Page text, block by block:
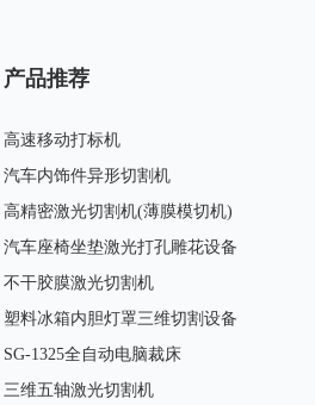
产品推荐
高速移动打标机
汽车内饰件异形切割机
高精密激光切割机(薄膜模切机)
汽车座椅坐垫激光打孔雕花设备
不干胶膜激光切割机
塑料冰箱内胆灯罩三维切割设备
SG-1325全自动电脑裁床
三维五轴激光切割机